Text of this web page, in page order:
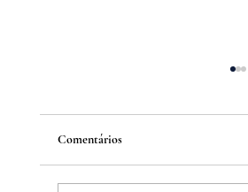
Comentários